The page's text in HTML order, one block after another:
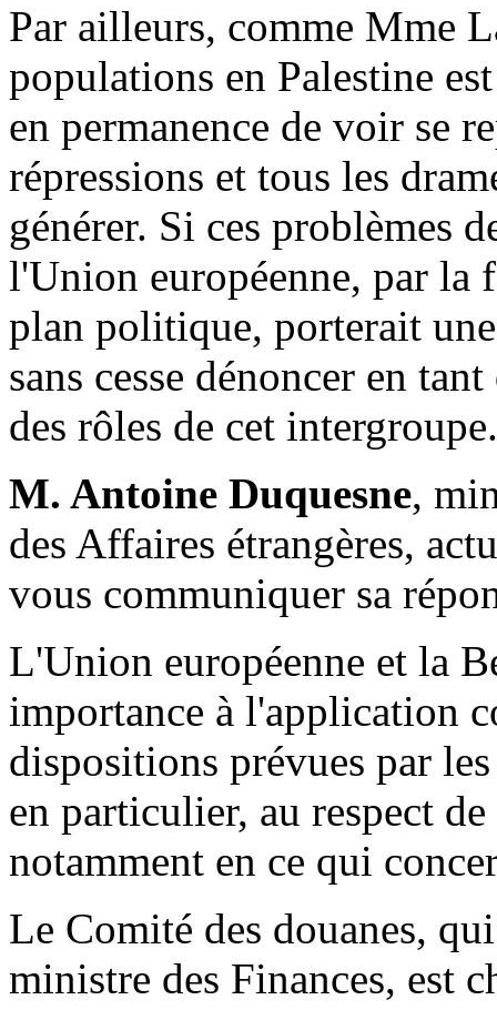
Par ailleurs, comme Mme
populations en Palestine
en permanence de voir se
répressions et tous les
générer. Si ces problèmes
l'Union européenne, par la
plan politique, porterait
sans cesse dénoncer en
des rôles de cet intergroupe.
M. Antoine Duquesne,
des Affaires étrangères,
vous communiquer sa
L'Union européenne et la
importance à l'application
dispositions prévues par
en particulier, au respect
notamment en ce qui
Le Comité des douanes,
ministre des Finances, est